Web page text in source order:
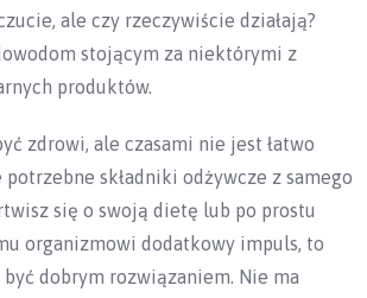
ale czy rzeczywiście działają?
stojącym za niektórymi z
produktów.
zdrowi, ale czasami nie jest łatwo
składniki odżywcze z samego
się o swoją dietę lub po prostu
organizmowi dodatkowy impuls, to
dobrym rozwiązaniem. Nie ma